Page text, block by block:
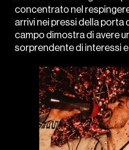
concentrato nel
arrivi nei pressi della porta
campo dimostra di avere
sorprendente di interessi